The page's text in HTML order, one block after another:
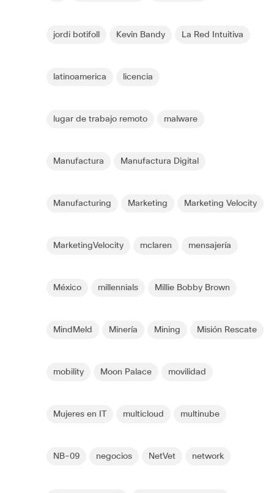
jordi botifoll Kevin Bandy La Red Intuitiva
latinoamerica licencia
lugar de trabajo remoto malware
Manufactura Manufactura Digital
Manufacturing Marketing Marketing Velocity
MarketingVelocity mclaren mensajería
México millennials Millie Bobby Brown
MindMeld Minería Mining Misión Rescate
mobility Moon Palace movilidad
Mujeres en IT multicloud multinube
NB-09 negocios NetVet network